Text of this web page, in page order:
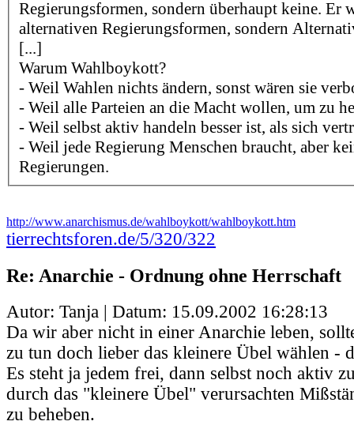
Regierungsformen, sondern überhaupt keine. Er
alternativen Regierungsformen, sondern
[...]
Warum Wahlboykott?
- Weil Wahlen nichts ändern, sonst wären sie
- Weil alle Parteien an die Macht wollen, um zu
- Weil selbst aktiv handeln besser ist, als sich
- Weil jede Regierung Menschen braucht, aber
Regierungen.
http://www.anarchismus.de/wahlboykott/wahlboykott.htm
tierrechtsforen.de/5/320/322
Re: Anarchie - Ordnung ohne Herrschaft
Autor: Tanja | Datum: 15.09.2002 16:28:13
Da wir aber nicht in einer Anarchie leben,
zu tun doch lieber das kleinere Übel wählen -
Es steht ja jedem frei, dann selbst noch aktiv
durch das "kleinere Übel" verursachten
zu beheben.